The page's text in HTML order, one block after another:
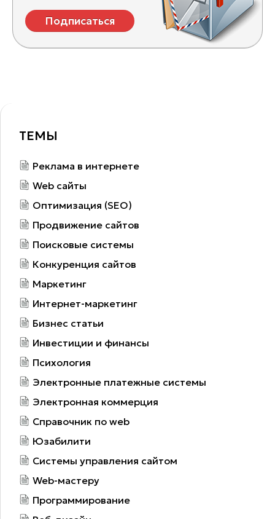
Подписаться
ТЕМЫ
Реклама в интернете
Web сайты
Оптимизация (SEO)
Продвижение сайтов
Поисковые системы
Конкуренция сайтов
Маркетинг
Интернет-маркетинг
Бизнес статьи
Инвестиции и финансы
Психология
Электронные платежные системы
Электронная коммерция
Справочник по web
Юзабилити
Системы управления сайтом
Web-мастеру
Программирование